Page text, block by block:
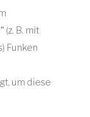
(z. B. mit
Funken
um diese